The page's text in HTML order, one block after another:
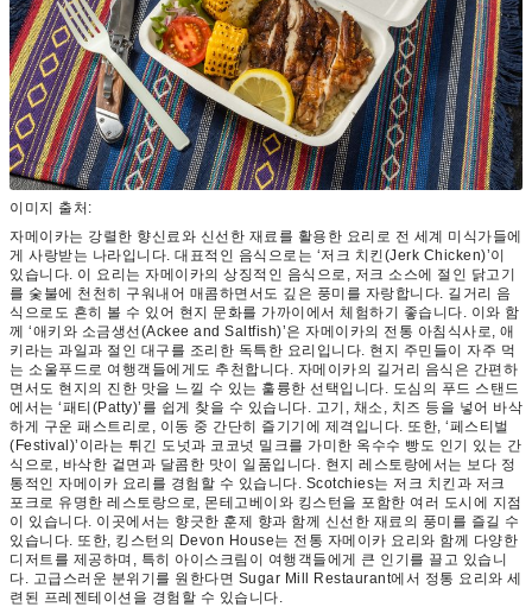
이미지 출처:
자메이카는 강렬한 향신료와 신선한 재료를 활용한 요리로 전 세계 미식가들에
게 사랑받는 나라입니다. 대표적인 음식으로는 ‘저크 치킨(Jerk Chicken)’이
있습니다. 이 요리는 자메이카의 상징적인 음식으로, 저크 소스에 절인 닭고기
를 숯불에 천천히 구워내어 매콤하면서도 깊은 풍미를 자랑합니다. 길거리 음
식으로도 흔히 볼 수 있어 현지 문화를 가까이에서 체험하기 좋습니다. 이와 함
께 ‘애키와 소금생선(Ackee and Saltfish)’은 자메이카의 전통 아침식사로, 애
키라는 과일과 절인 대구를 조리한 독특한 요리입니다. 현지 주민들이 자주 먹
는 소울푸드로 여행객들에게도 추천합니다. 자메이카의 길거리 음식은 간편하
면서도 현지의 진한 맛을 느낄 수 있는 훌륭한 선택입니다. 도심의 푸드 스탠드
에서는 ‘패티(Patty)’를 쉽게 찾을 수 있습니다. 고기, 채소, 치즈 등을 넣어 바삭
하게 구운 패스트리로, 이동 중 간단히 즐기기에 제격입니다. 또한, ‘페스티벌
(Festival)’이라는 튀긴 도넛과 코코넛 밀크를 가미한 옥수수 빵도 인기 있는 간
식으로, 바삭한 겉면과 달콤한 맛이 일품입니다. 현지 레스토랑에서는 보다 정
통적인 자메이카 요리를 경험할 수 있습니다. Scotchies는 저크 치킨과 저크
포크로 유명한 레스토랑으로, 몬테고베이와 킹스턴을 포함한 여러 도시에 지점
이 있습니다. 이곳에서는 향긋한 훈제 향과 함께 신선한 재료의 풍미를 즐길 수
있습니다. 또한, 킹스턴의 Devon House는 전통 자메이카 요리와 함께 다양한
디저트를 제공하며, 특히 아이스크림이 여행객들에게 큰 인기를 끌고 있습니
다. 고급스러운 분위기를 원한다면 Sugar Mill Restaurant에서 정통 요리와 세
련된 프레젠테이션을 경험할 수 있습니다.